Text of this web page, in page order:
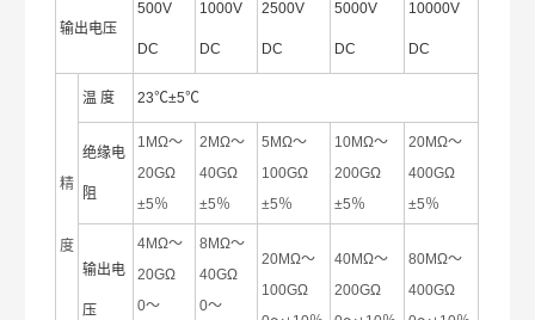
输出电压
500V
DC
1000V
DC
2500V
DC
5000V
DC
10000V
DC
精
度
温 度 23℃±5℃
绝缘电
阻
1MΩ～
20GΩ
±5％
2MΩ～
40GΩ
±5％
5MΩ～
100GΩ
±5％
10MΩ～
200GΩ
±5％
20MΩ～
400GΩ
±5％
输出电
压
4MΩ～
20GΩ
0～
8MΩ～
40GΩ
0～
20MΩ～
100GΩ
40MΩ～
200GΩ
80MΩ～
400GΩ